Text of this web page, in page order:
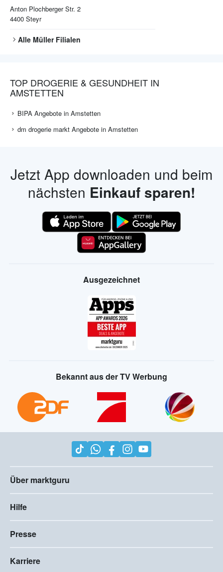
Anton Plochberger Str. 2
4400 Steyr
Alle MüllerFilialen
TOP DROGERIE & GESUNDHEIT IN
AMSTETTEN
BIPA Angebote in Amstetten
dm drogerie markt Angebote in Amstetten
Jetzt App downloaden und beim
nächsten Einkauf sparen!
Ausgezeichnet
Bekannt aus der TV Werbung
Über marktguru
Hilfe
Presse
Karriere